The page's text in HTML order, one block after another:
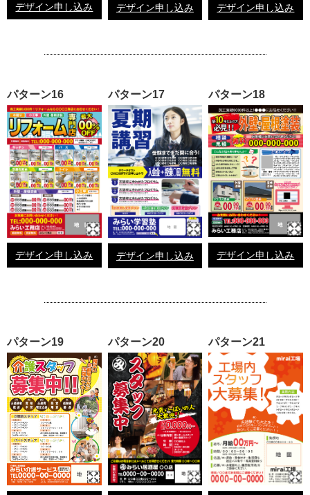
デザイン申し込み デザイン申し込み デザイン申し込み
パターン16
デザイン申し込み
パターン17
デザイン申し込み
パターン18
デザイン申し込み
パターン19 パターン20 パターン21